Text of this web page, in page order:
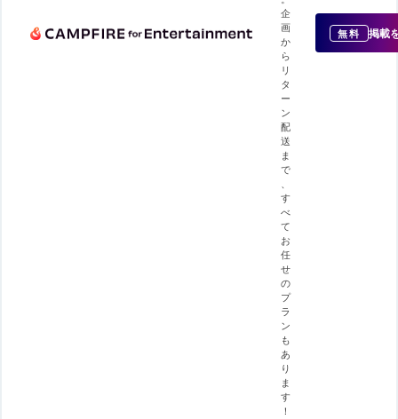
企
画
か
ら
リ
タ
ー
ン
配
送
ま
で
、
す
べ
て
お
任
せ
の
プ
ラ
ン
も
あ
り
ま
す
！
無料 掲載